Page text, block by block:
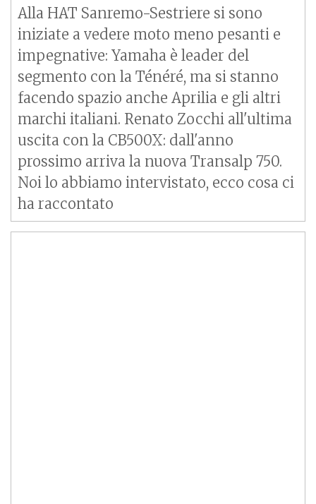
Alla HAT Sanremo-Sestriere si sono
iniziate a vedere moto meno pesanti e
impegnative: Yamaha è leader del
segmento con la Ténéré, ma si stanno
facendo spazio anche Aprilia e gli altri
marchi italiani. Renato Zocchi all'ultima
uscita con la CB500X: dall'anno
prossimo arriva la nuova Transalp 750.
Noi lo abbiamo intervistato, ecco cosa ci
ha raccontato